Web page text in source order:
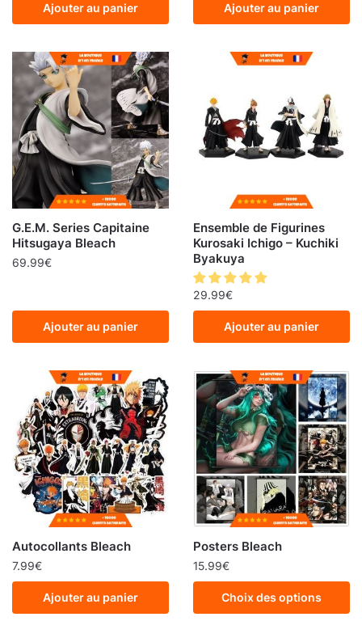
Ajouter au panier Ajouter au panier
G.E.M. Series Capitaine
Hitsugaya Bleach
69.99€
Ajouter au panier
Ensemble de Figurines
Kurosaki Ichigo – Kuchiki
Byakuya
29.99€
Ajouter au panier
Autocollants Bleach
7.99€
Ajouter au panier
Posters Bleach
15.99€
Choix des options